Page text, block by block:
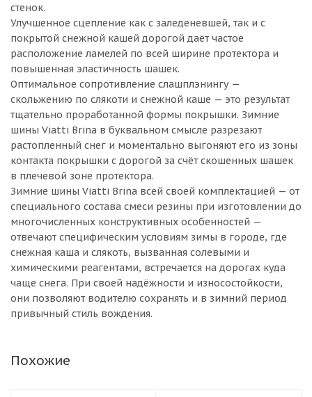
стенок.
Улучшенное сцепление как с заледеневшей, так и c
покрытой снежной кашей дорогой даёт частое
расположение ламелей по всей ширине протектора и
повышенная эластичность шашек.
Оптимальное сопротивление слашплэнингу —
скольжению по слякоти и снежной каше — это результат
тщательно проработанной формы покрышки. Зимние
шины Viatti Brina в буквальном смысле разрезают
растопленный снег и моментально выгоняют его из зоны
контакта покрышки с дорогой за счёт скошенных шашек
в плечевой зоне протектора.
Зимние шины Viatti Brina всей своей комплектацией — от
специального состава смеси резины при изготовлении до
многочисленных конструктивных особенностей —
отвечают специфическим условиям зимы в городе, где
снежная каша и слякоть, вызванная солевыми и
химическими реагентами, встречается на дорогах куда
чаще снега. При своей надёжности и износостойкости,
они позволяют водителю сохранять и в зимний период
привычный стиль вождения.
Похожие